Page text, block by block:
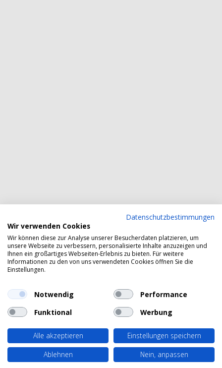
Datenschutzbestimmungen
Wir verwenden Cookies
Wir können diese zur Analyse unserer Besucherdaten platzieren, um
unsere Webseite zu verbessern, personalisierte Inhalte anzuzeigen und
Ihnen ein großartiges Webseiten-Erlebnis zu bieten. Für weitere
Informationen zu den von uns verwendeten Cookies öffnen Sie die
Einstellungen.
Notwendig
Performance
Funktional
Werbung
Alle akzeptieren
Einstellungen speichern
Ablehnen
Nein, anpassen